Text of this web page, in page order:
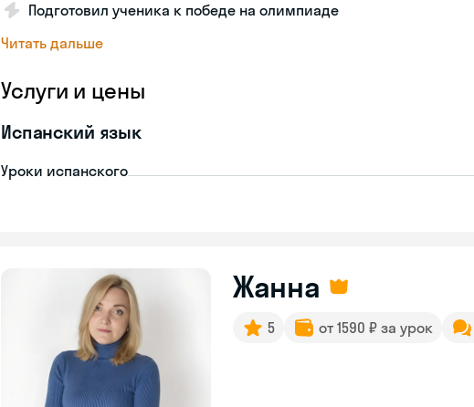
Подготовил ученика к победе на олимпиаде
Читать дальше
Услуги и цены
Испанский язык
Уроки испанского
Жанна
5 от 1590 ₽ за урок